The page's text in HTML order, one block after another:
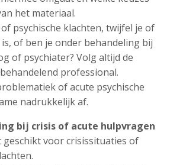
het materiaal.
psychische klachten, twijfel je of
of ben je onder behandeling bij
of psychiater? Volg altijd de
professional.
of acute psychische
nadrukkelijk af.
bij crisis of acute hulpvragen
geschikt voor crisissituaties of